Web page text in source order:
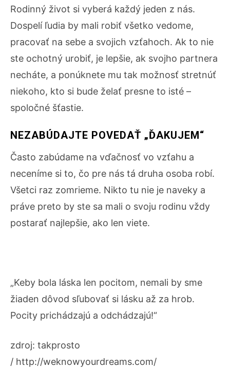
Rodinný život si vyberá každý jeden z nás.
Dospelí ľudia by mali robiť všetko vedome,
pracovať na sebe a svojich vzťahoch. Ak to nie
ste ochotný urobiť, je lepšie, ak svojho partnera
necháte, a ponúknete mu tak možnosť stretnúť
niekoho, kto si bude želať presne to isté –
spoločné šťastie.
NEZABÚDAJTE POVEDAŤ „ĎAKUJEM“
Často zabúdame na vďačnosť vo vzťahu a
neceníme si to, čo pre nás tá druha osoba robí.
Všetci raz zomrieme. Nikto tu nie je naveky a
práve preto by ste sa mali o svoju rodinu vždy
postarať najlepšie, ako len viete.
„Keby bola láska len pocitom, nemali by sme
žiaden dôvod sľubovať si lásku až za hrob.
Pocity prichádzajú a odchádzajú!“
zdroj: takprosto
/ http://weknowyourdreams.com/